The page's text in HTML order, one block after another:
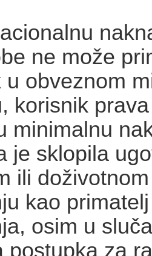
ne može
u obveznom
korisnik
minimalnu
je sklopila
ili doživotnom
kao primatelj
osim u
postupka za